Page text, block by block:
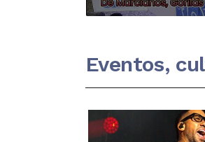
Eventos,